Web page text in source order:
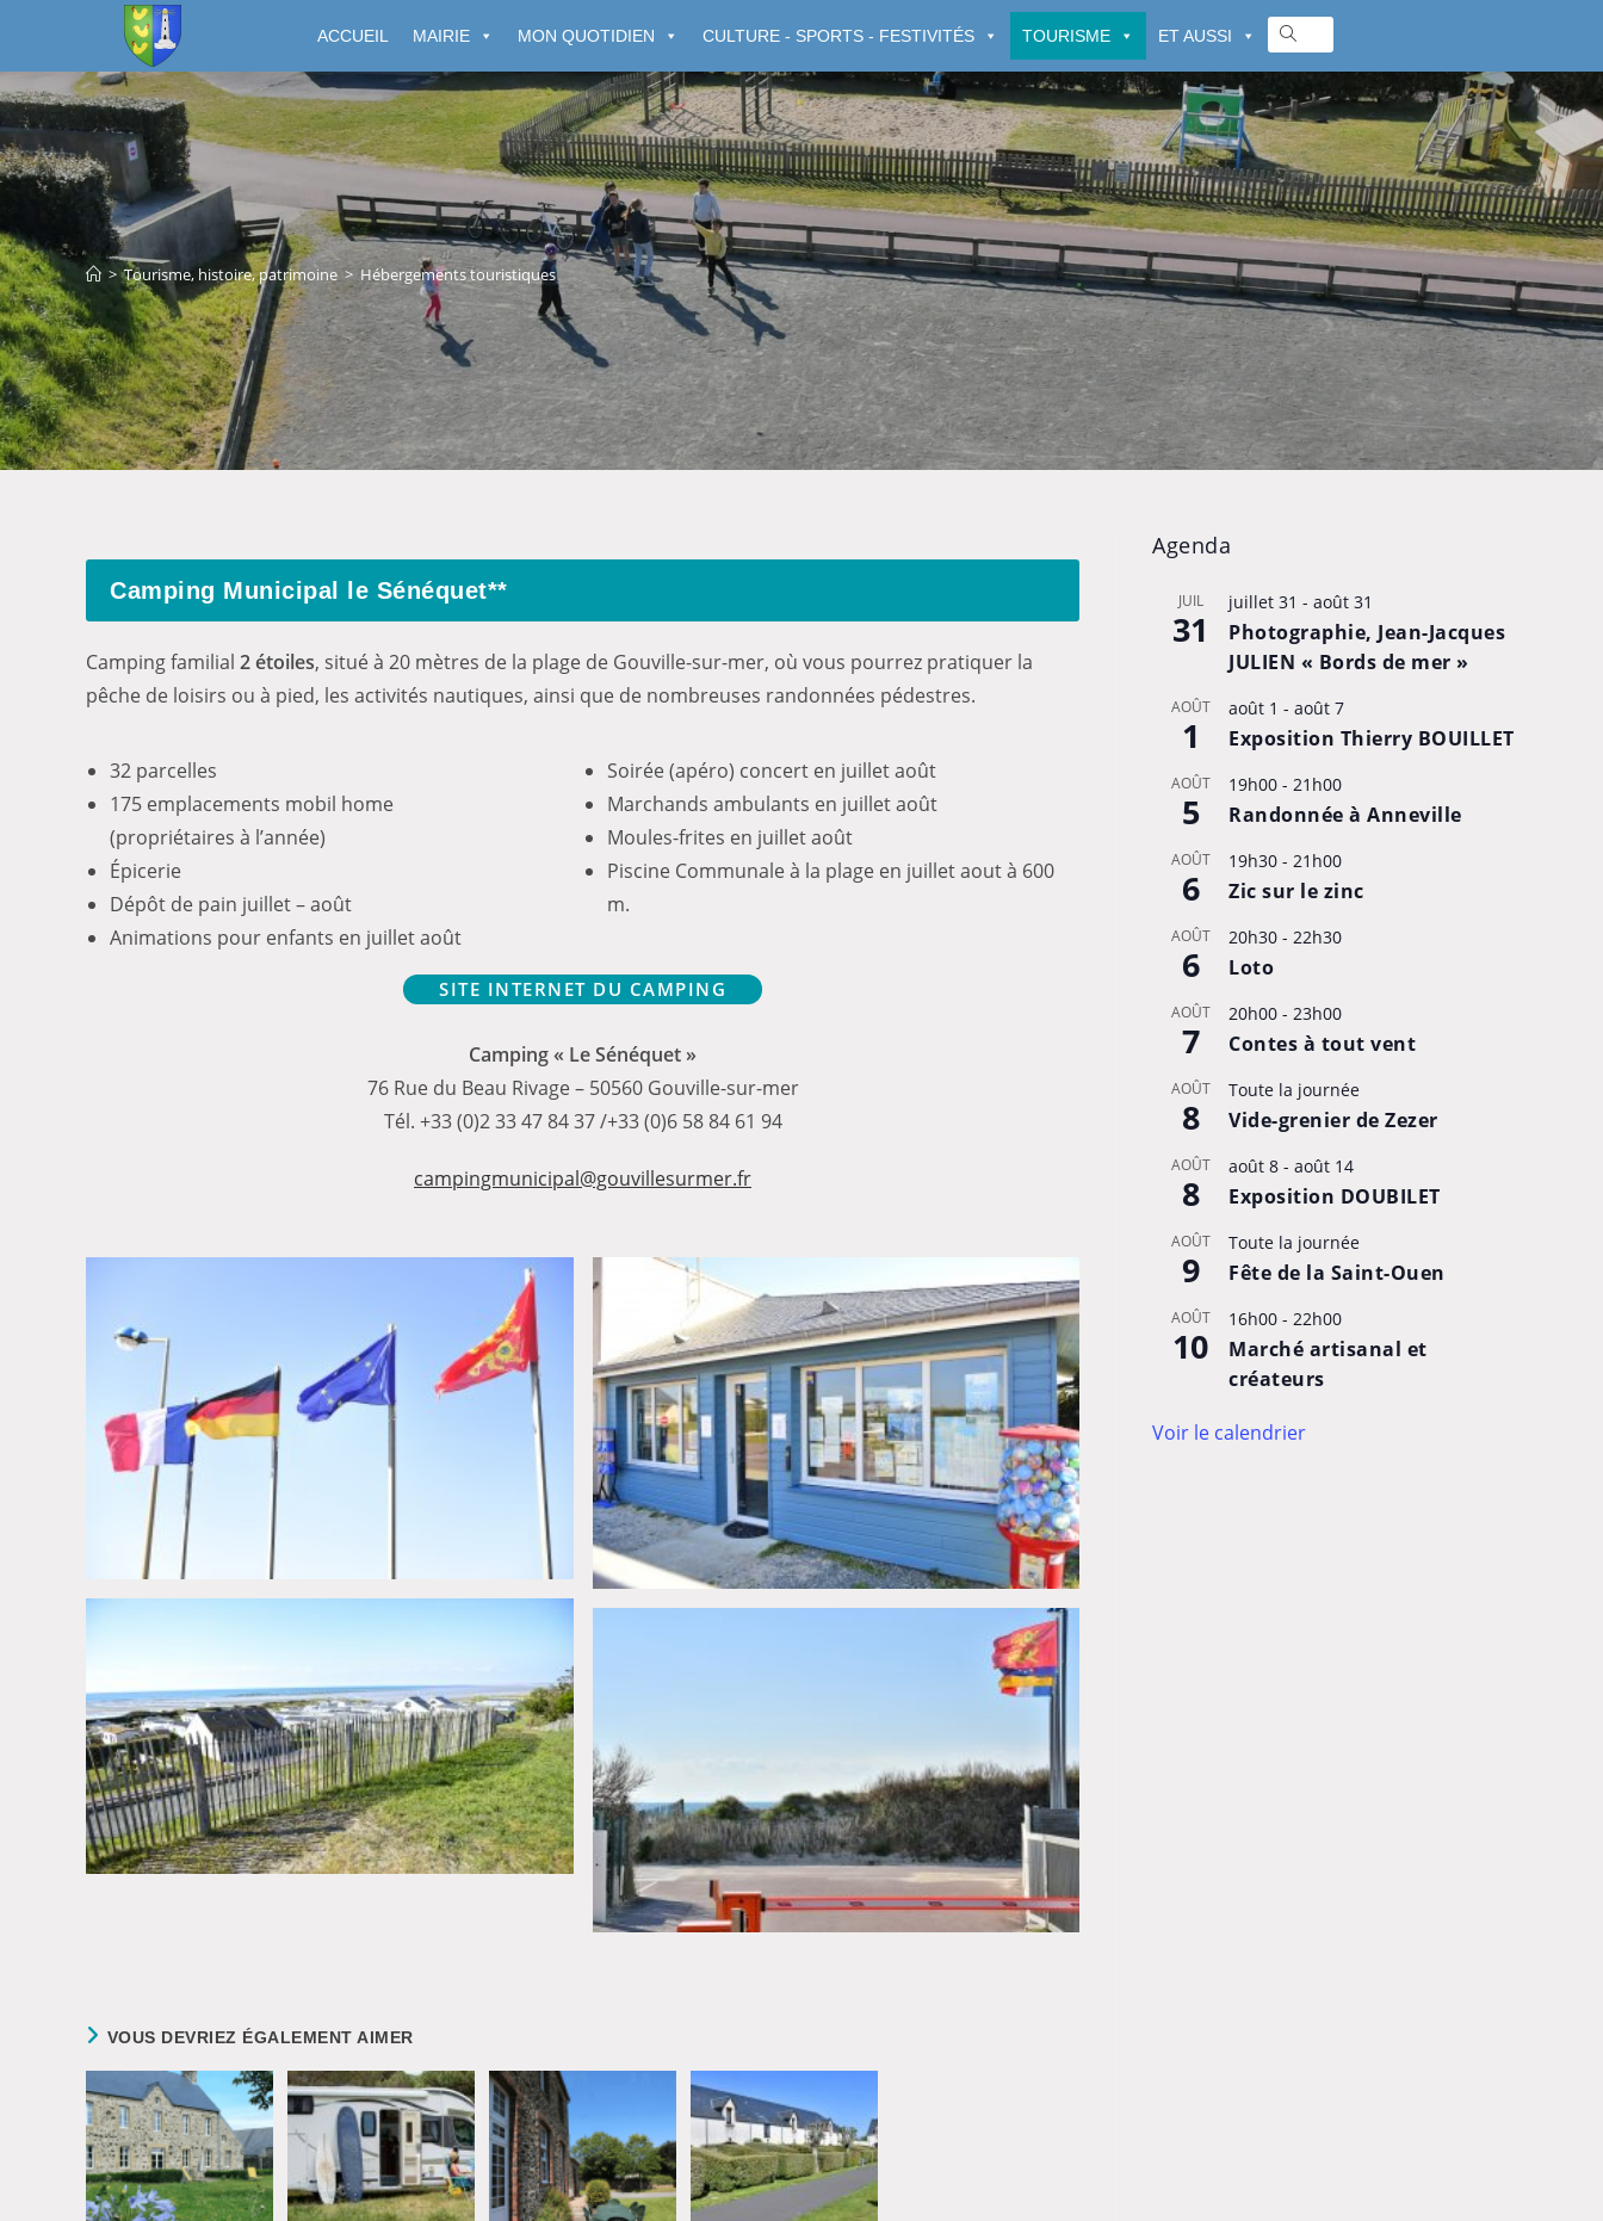
ACCUEIL MAIRIE MON QUOTIDIEN CULTURE - SPORTS - FESTIVITÉS TOURISME ET AUSSI
> Tourisme, histoire, patrimoine > Hébergements touristiques
Camping Municipal le Sénéquet**
Camping familial 2 étoiles, situé à 20 mètres de la plage de Gouville-sur-mer, où vous pourrez pratiquer la
pêche de loisirs ou à pied, les activités nautiques, ainsi que de nombreuses randonnées pédestres.
32 parcelles
175 emplacements mobil home
(propriétaires à l’année)
Épicerie
Dépôt de pain juillet – août
Animations pour enfants en juillet août
Soirée (apéro) concert en juillet août
Marchands ambulants en juillet août
Moules-frites en juillet août
Piscine Communale à la plage en juillet aout à 600
m.
SITE INTERNET DU CAMPING
Camping « Le Sénéquet »
76 Rue du Beau Rivage – 50560 Gouville-sur-mer
Tél. +33 (0)2 33 47 84 37 /+33 (0)6 58 84 61 94
campingmunicipal@gouvillesurmer.fr
VOUS DEVRIEZ ÉGALEMENT AIMER
Agenda
JUIL
31
juillet 31 - août 31
Photographie, Jean-Jacques
JULIEN « Bords de mer »
AOÛT
1
août 1 - août 7
Exposition Thierry BOUILLET
AOÛT
5
19h00 - 21h00
Randonnée à Anneville
AOÛT
6
19h30 - 21h00
Zic sur le zinc
AOÛT
6
20h30 - 22h30
Loto
AOÛT
7
20h00 - 23h00
Contes à tout vent
AOÛT
8
Toute la journée
Vide-grenier de Zezer
AOÛT
8
août 8 - août 14
Exposition DOUBILET
AOÛT
9
Toute la journée
Fête de la Saint-Ouen
AOÛT
10
16h00 - 22h00
Marché artisanal et
créateurs
Voir le calendrier
Cookies management panel